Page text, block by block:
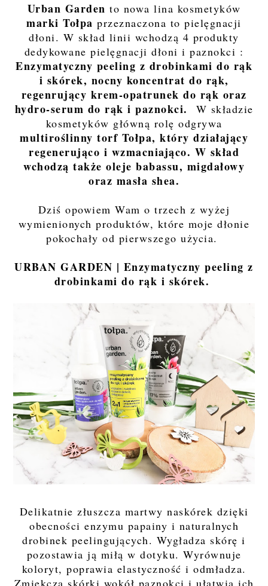
Urban Garden to nowa lina kosmetyków
marki Tołpa przeznaczona to pielęgnacji
dłoni. W skład linii wchodzą 4 produkty
dedykowane pielęgnacji dłoni i paznokci :
Enzymatyczny peeling z drobinkami do rąk
i skórek, nocny koncentrat do rąk,
regenrujący krem-opatrunek do rąk oraz
hydro-serum do rąk i paznokci.
W składzie
kosmetyków główną rolę odgrywa
multiroślinny torf Tołpa, który działający
regenerująco i wzmacniająco. W skład
wchodzą także oleje babassu, migdałowy
oraz masła shea.
Dziś opowiem Wam o trzech z wyżej
wymienionych produktów, które moje dłonie
pokochały od pierwszego użycia.
URBAN GARDEN | Enzymatyczny peeling z
drobinkami do rąk i skórek.
Delikatnie złuszcza martwy naskórek dzięki
obecności enzymu papainy i naturalnych
drobinek peelingujących. Wygładza skórę i
pozostawia ją miłą w dotyku. Wyrównuje
koloryt, poprawia elastyczność i odmładza.
Zmiękcza skórki wokół paznokci i ułatwia ich